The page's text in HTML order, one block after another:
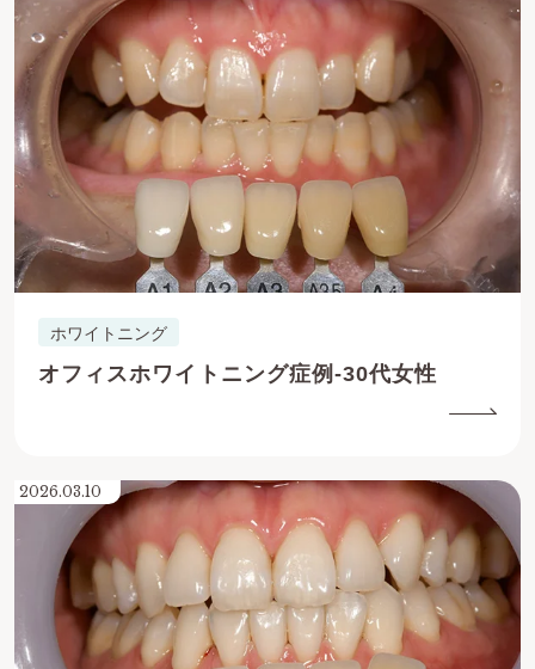
ホワイトニング
オフィスホワイトニング症例-30代女性
2026.03.10